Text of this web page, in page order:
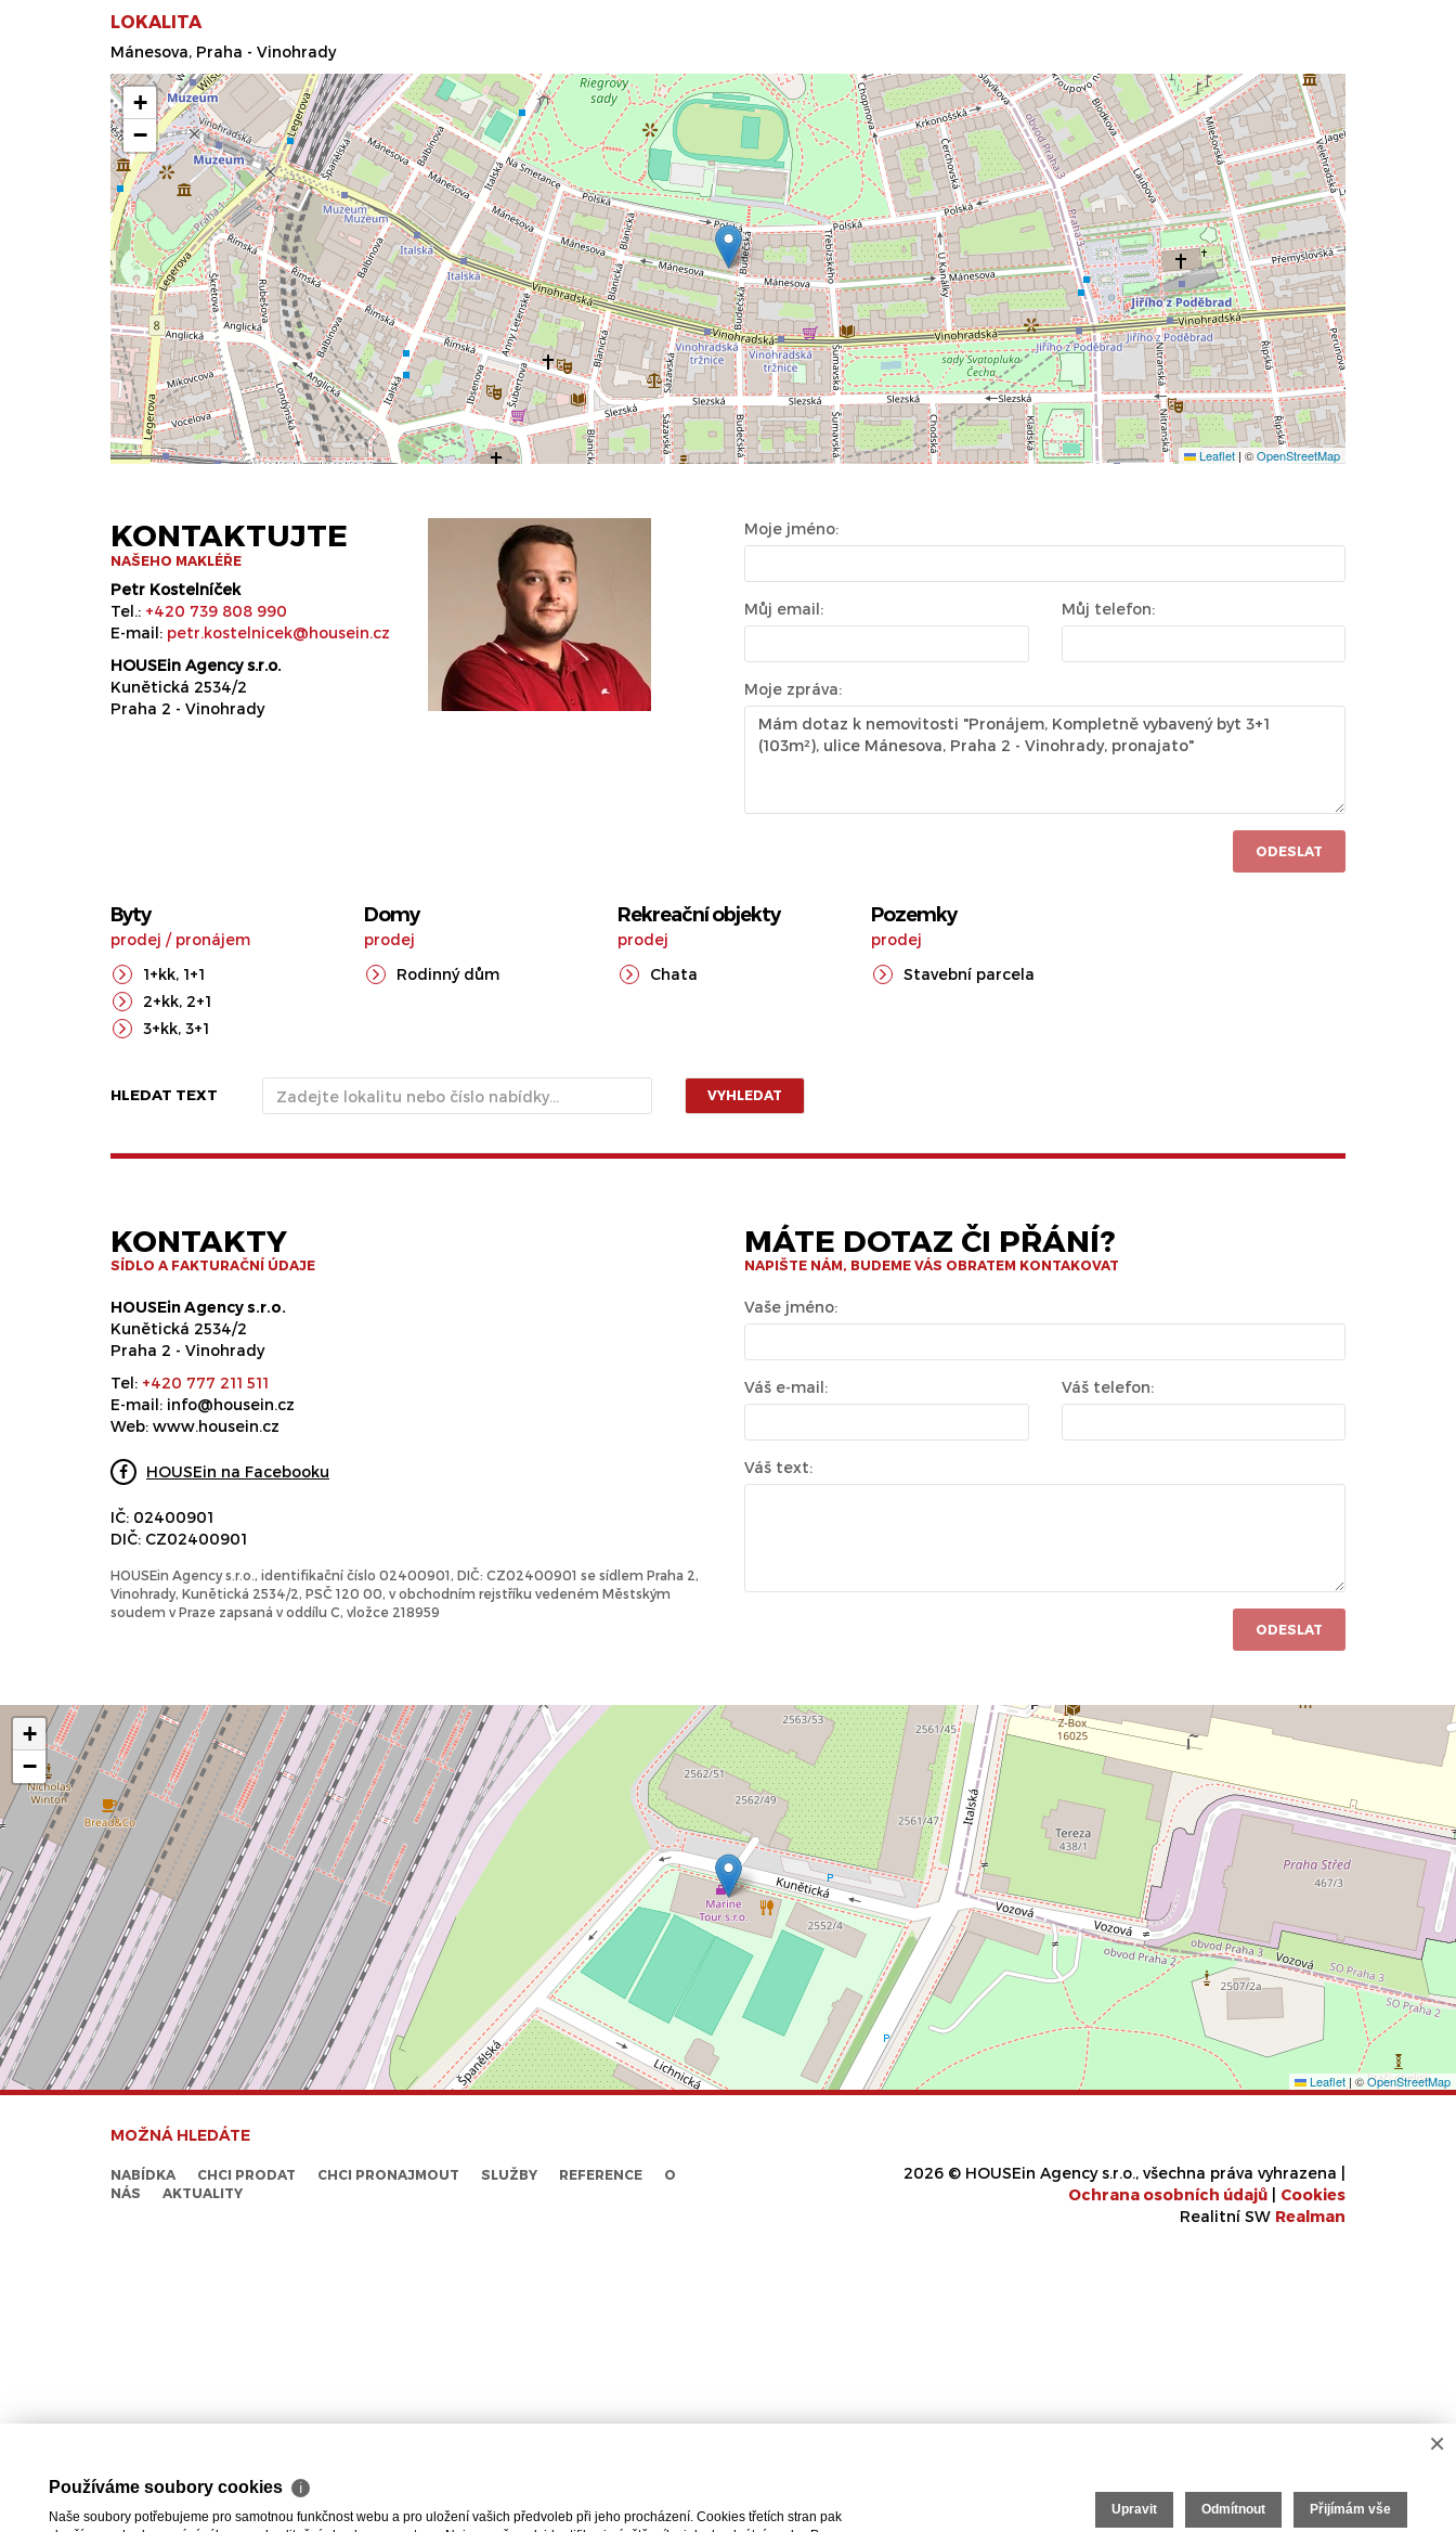
LOKALITA
Mánesova, Praha - Vinohrady
+
−
Leaflet | ©OpenStreetMap
KONTAKTUJTE
NAŠEHO MAKLÉŘE
Petr Kostelníček
Tel.: +420 739 808 990
E-mail: petr.kostelnicek@housein.cz
HOUSEin Agency s.r.o.
Kunětická 2534/2
Praha 2 - Vinohrady
Moje jméno:
Můj email: Můj telefon:
Moje zpráva:
ODESLAT
Byty
prodej / pronájem
1+kk, 1+1
2+kk, 2+1
3+kk, 3+1
Domy
prodej
Rodinný dům
Rekreační objekty
prodej
Chata
Pozemky
prodej
Stavební parcela
HLEDAT TEXT VYHLEDAT
KONTAKTY
SÍDLO A FAKTURAČNÍ ÚDAJE
HOUSEin Agency s.r.o.
Kunětická 2534/2
Praha 2 - Vinohrady
Tel: +420 777 211 511
E-mail: info@housein.cz
Web: www.housein.cz
HOUSEin na Facebooku
IČ: 02400901
DIČ: CZ02400901
HOUSEin Agency s.r.o., identifikační číslo 02400901, DIČ: CZ02400901 se sídlem Praha 2,
Vinohrady, Kunětická 2534/2, PSČ 120 00, v obchodním rejstříku vedeném Městským
soudem v Praze zapsaná v oddílu C, vložce 218959
MÁTE DOTAZ ČI PŘÁNÍ?
NAPIŠTE NÁM, BUDEME VÁS OBRATEM KONTAKOVAT
Vaše jméno:
Váš e-mail: Váš telefon:
Váš text:
ODESLAT
+
−
Leaflet |©OpenStreetMap
MOŽNÁ HLEDÁTE
NABÍDKA CHCI PRODAT CHCI PRONAJMOUT SLUŽBY REFERENCE
O
NÁS
AKTUALITY
2026 © HOUSEin Agency s.r.o., všechna práva vyhrazena |
Ochrana osobních údajů
Cookies
Realitní SW Realman
×
Používáme soubory cookies ℹ
Naše soubory potřebujeme pro samotnou funkčnost webu a pro uložení vašich předvoleb při jeho procházení. Cookies třetích stran pak
Upravit Odmítnout Přijímám vše